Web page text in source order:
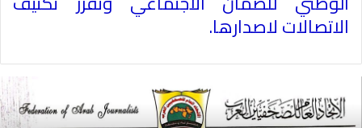
الاتصالات لاصدارها.